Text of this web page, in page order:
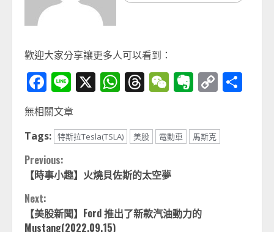
歡迎大家分享讓更多人可以看到：
Facebook
Line
X WhatsApp
Threads
WeChat
Evernote
Copy
無相關文章
Tags: 特斯拉Tesla(TSLA) 美股 電動車 馬斯克
Continue
Reading
Previous:
【時事小趣】火燒貝佐斯的太空夢
Next:
【美股新聞】Ford 推出了新款汽油動力的
Mustang(2022.09.15)